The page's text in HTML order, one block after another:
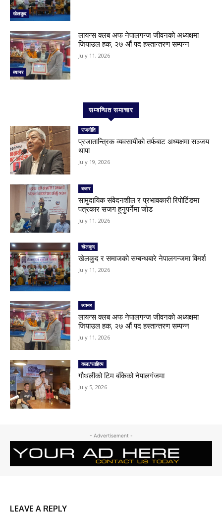
खेलकुद
ब्यानर
लायन्स क्लब अफ नेपालगन्ज जीवनको अध्यक्षमा
जियाउल हक, २७ औं पद हस्तान्तरण सम्पन्न
July 11, 2026
सम्बन्धित समाचार
राजनीति
प्रजातान्त्रिक व्यवसायीको तर्फबाट अध्यक्षमा सञ्जय
थापा
July 19, 2026
बजार
सामुदायिक संवेदनशील र प्रभावकारी रिपोर्टिङमा
पत्रकार सजग हुनुपर्नेमा जोड
July 11, 2026
खेलकुद
खेलकुद र समाजको सम्बन्धबारे नेपालगन्जमा विमर्श
July 11, 2026
ब्यानर
लायन्स क्लब अफ नेपालगन्ज जीवनको अध्यक्षमा
जियाउल हक, २७ औं पद हस्तान्तरण सम्पन्न
July 11, 2026
कला/साहित्य
गौथलीको टिम बाँकेको नेपालगंजमा
July 5, 2026
- Advertisement -
LEAVE A REPLY